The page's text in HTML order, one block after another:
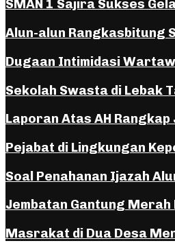
SMAN 1 Sajira Sukses
Alun-alun Rangkasbitung
Dugaan Intimidasi
Sekolah Swasta di Lebak
Laporan Atas AH
Pejabat di Lingkungan
Soal Penahanan Ijazah
Jembatan Gantung
Masrakat di Dua Desa